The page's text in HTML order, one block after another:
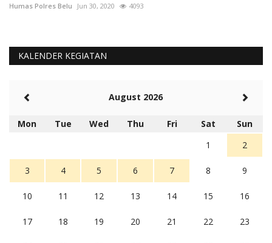
Humas Polres Belu Jun 30, 2020 4093
KALENDER KEGIATAN
August 2026
Mon Tue Wed Thu Fri Sat
Sun
1
2
3 4 5 6 7 8 9
10 11 12 13 14 15 16
17 18 19 20 21 22 23